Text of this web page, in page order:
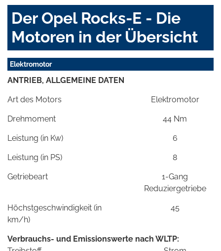
Der Opel Rocks-E - Die
Motoren in der Übersicht
Elektromotor
ANTRIEB, ALLGEMEINE DATEN
Art des Motors Elektromotor
Drehmoment 44 Nm
Leistung (in Kw) 6
Leistung (in PS) 8
Getriebeart
1-Gang
Reduziergetriebe
Höchstgeschwindigkeit (in
km/h)
45
Verbrauchs- und Emissionswerte nach WLTP: